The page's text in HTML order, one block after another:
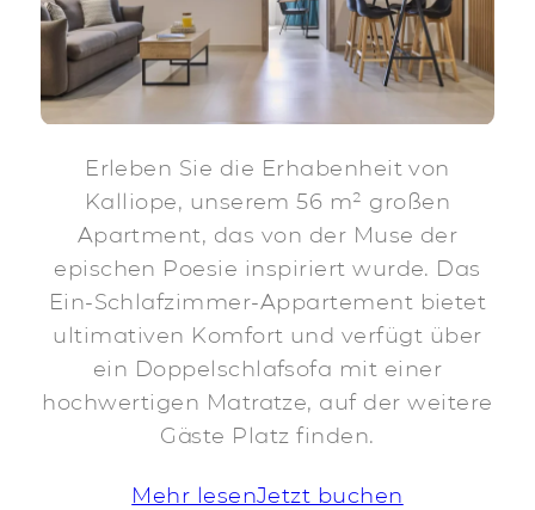
Erleben Sie die Erhabenheit von
Kalliope, unserem 56 m² großen
Apartment, das von der Muse der
epischen Poesie inspiriert wurde. Das
Ein-Schlafzimmer-Appartement bietet
ultimativen Komfort und verfügt über
ein Doppelschlafsofa mit einer
hochwertigen Matratze, auf der weitere
Gäste Platz finden.
Mehr lesenJetzt buchen